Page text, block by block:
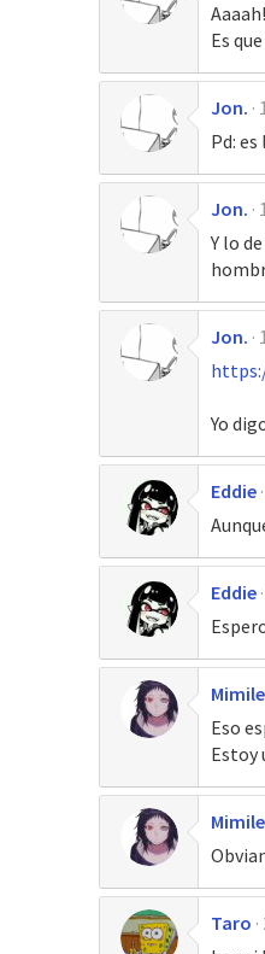
Aaaah!
Es
Jon.
Pd:
Jon.
Y lo
Jon.
Yo
Eddie
Eddie
Eso
Estoy
Taro